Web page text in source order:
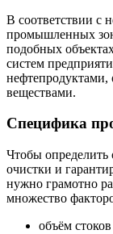
В соответствии с
промышленных
подобных
систем
веществами.
Специфика
Чтобы определить
очистки и
нужно грамотно
множество
объём